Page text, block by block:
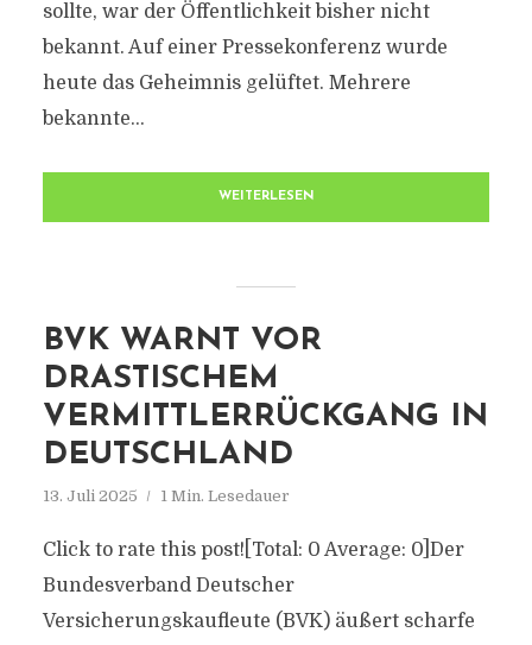
sollte, war der Öffentlichkeit bisher nicht
bekannt. Auf einer Pressekonferenz wurde
heute das Geheimnis gelüftet. Mehrere
bekannte...
WEITERLESEN
BVK WARNT VOR
DRASTISCHEM
VERMITTLERRÜCKGANG IN
DEUTSCHLAND
13. Juli 2025 1 Min. Lesedauer
Click to rate this post![Total: 0 Average: 0]Der
Bundesverband Deutscher
Versicherungskaufleute (BVK) äußert scharfe